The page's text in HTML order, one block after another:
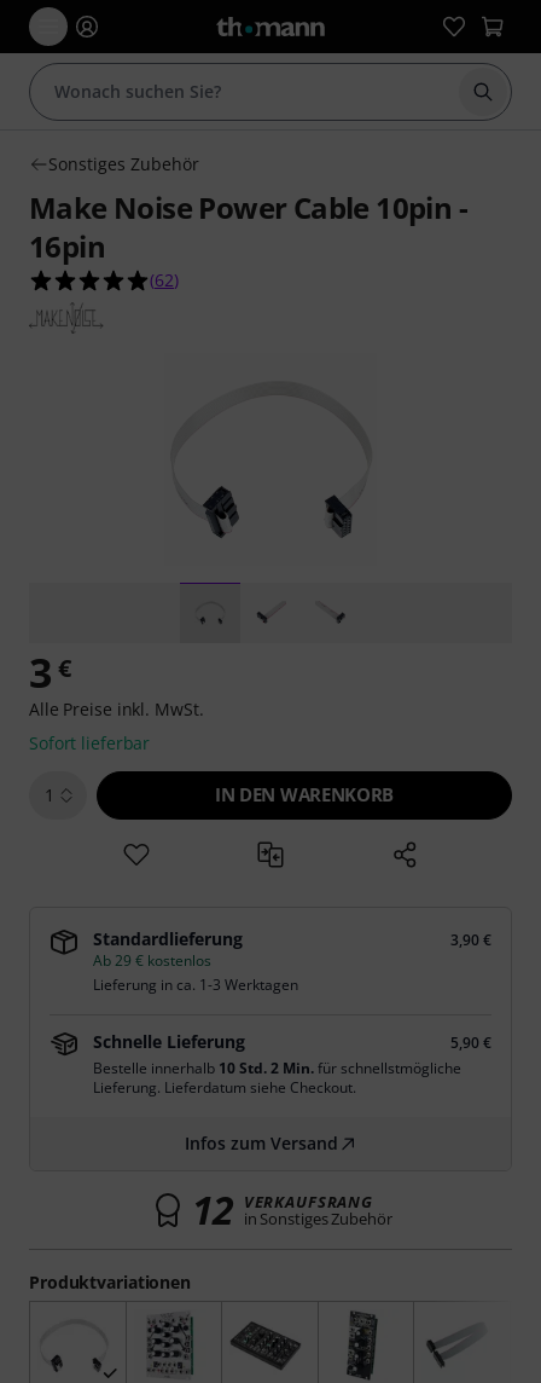
Suche
Sonstiges Zubehör
Make Noise Power Cable 10pin -
16pin
5.0 von 5 Sternen aus 62 Kundenbewertungen
(62)
Produktvariationen
3 €
Alle Preise inkl. MwSt.
Sofort lieferbar
1 IN DEN WARENKORB
Standardlieferung
3,90 €
Ab 29 € kostenlos
Lieferung in ca. 1-3 Werktagen
Schnelle Lieferung
5,90 €
Bestelle innerhalb 10 Std. 2 Min.für schnellstmögliche
Lieferung. Lieferdatum siehe Checkout.
Infos zum Versand
12 VERKAUFSRANG
in Sonstiges Zubehör